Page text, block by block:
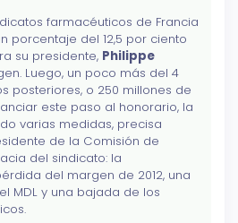
farmacéuticos de Francia
porcentaje del 12,5 por ciento
su presidente, Philippe
Luego, un poco más del 4
posteriores, o 250 millones de
este paso al honorario, la
varias medidas, precisa
de la Comisión de
del sindicato: la
del margen de 2012, una
MDL y una bajada de los